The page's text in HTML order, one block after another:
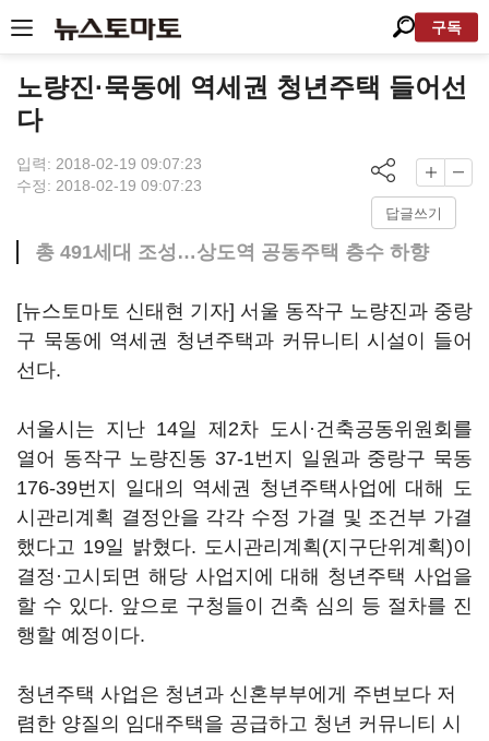
구독
노량진·묵동에 역세권 청년주택 들어선
다
입력: 2018-02-19 09:07:23
수정: 2018-02-19 09:07:23
답글쓰기
총 491세대 조성…상도역 공동주택 층수 하향
[뉴스토마토 신태현 기자] 서울 동작구 노량진과 중랑
구 묵동에 역세권 청년주택과 커뮤니티 시설이 들어
선다.
서울시는 지난 14일 제2차 도시·건축공동위원회를
열어 동작구 노량진동 37-1번지 일원과 중랑구 묵동
176-39번지 일대의 역세권 청년주택사업에 대해 도
시관리계획 결정안을 각각 수정 가결 및 조건부 가결
했다고 19일 밝혔다. 도시관리계획(지구단위계획)이
결정·고시되면 해당 사업지에 대해 청년주택 사업을
할 수 있다. 앞으로 구청들이 건축 심의 등 절차를 진
행할 예정이다.
청년주택 사업은 청년과 신혼부부에게 주변보다 저
렴한 양질의 임대주택을 공급하고 청년 커뮤니티 시